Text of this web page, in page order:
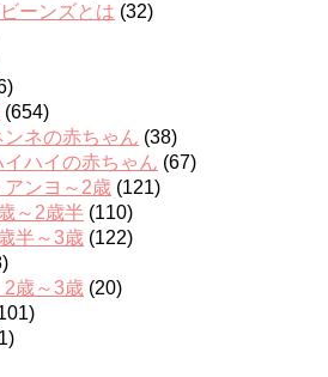
ーンズとは (32)
(654)
ンネの赤ちゃん (38)
ハイの赤ちゃん (67)
ンヨ～2歳 (121)
～2歳半 (110)
半～3歳 (122)
2歳～3歳 (20)